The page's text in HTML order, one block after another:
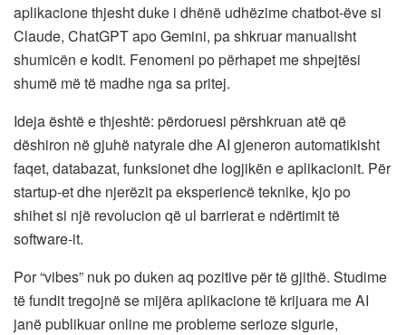
aplikacione thjesht duke i dhënë udhëzime chatbot-ëve si
Claude, ChatGPT apo Gemini, pa shkruar manualisht
shumicën e kodit. Fenomeni po përhapet me shpejtësi
shumë më të madhe nga sa pritej.
Ideja është e thjeshtë: përdoruesi përshkruan atë që
dëshiron në gjuhë natyrale dhe AI gjeneron automatikisht
faqet, databazat, funksionet dhe logjikën e aplikacionit. Për
startup-et dhe njerëzit pa eksperiencë teknike, kjo po
shihet si një revolucion që ul barrierat e ndërtimit të
software-it.
Por “vibes” nuk po duken aq pozitive për të gjithë. Studime
të fundit tregojnë se mijëra aplikacione të krijuara me AI
janë publikuar online me probleme serioze sigurie,